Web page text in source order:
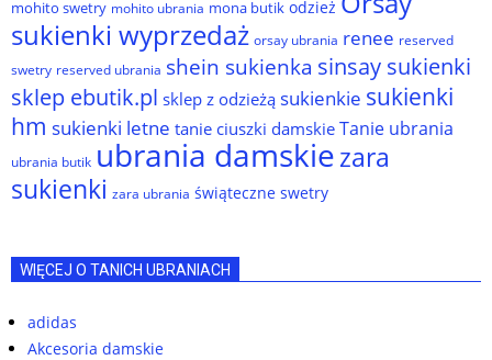
mohito swetry mohito ubrania mona butik odzież
sukienki wyprzedaż orsay ubrania renee reserved
swetry reserved ubrania shein sukienka sinsay sukienki
sklep ebutik.pl sklep z odzieżą sukienkie sukienki
hm sukienki letne tanie ciuszki damskie Tanie ubrania
ubrania butik ubrania damskiezara
sukienki zara ubrania świąteczne swetry
WIĘCEJ O TANICH UBRANIACH
adidas
Akcesoria damskie